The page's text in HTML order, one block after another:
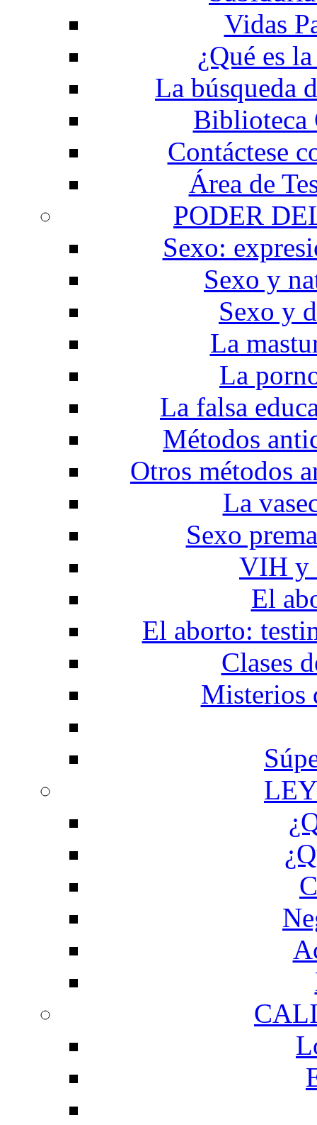
Vidas
¿Qué es
La búsqueda
Biblioteca
Contáctese
Área de
PODER
Sexo:
Sexo y
Sexo y
La
La
La falsa
Métodos
Otros métodos
La
Sexo
VIH y
El
El aborto:
Clases
Misterios